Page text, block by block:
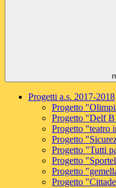
Progetti a.s. 2017-2018
Progetto
Progetto "Delf
Progetto "teatro
Progetto
Progetto "Tutti
Progetto
Progetto
Progetto